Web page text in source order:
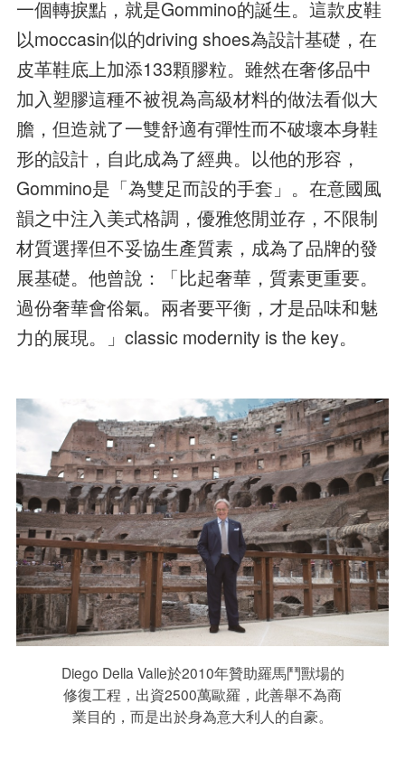
一個轉捩點，就是Gommino的誕生。這款皮鞋
以moccasin似的driving shoes為設計基礎，在
皮革鞋底上加添133顆膠粒。雖然在奢侈品中
加入塑膠這種不被視為高級材料的做法看似大
膽，但造就了一雙舒適有彈性而不破壞本身鞋
形的設計，自此成為了經典。以他的形容，
Gommino是「為雙足而設的手套」。在意國風
韻之中注入美式格調，優雅悠閒並存，不限制
材質選擇但不妥協生產質素，成為了品牌的發
展基礎。他曾說：「比起奢華，質素更重要。
過份奢華會俗氣。兩者要平衡，才是品味和魅
力的展現。」classic modernity is the key。
Diego Della Valle於2010年贊助羅馬鬥獸場的
修復工程，出資2500萬歐羅，此善舉不為商
業目的，而是出於身為意大利人的自豪。